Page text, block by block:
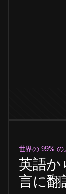
世界の 99% の
英語か
言に翻